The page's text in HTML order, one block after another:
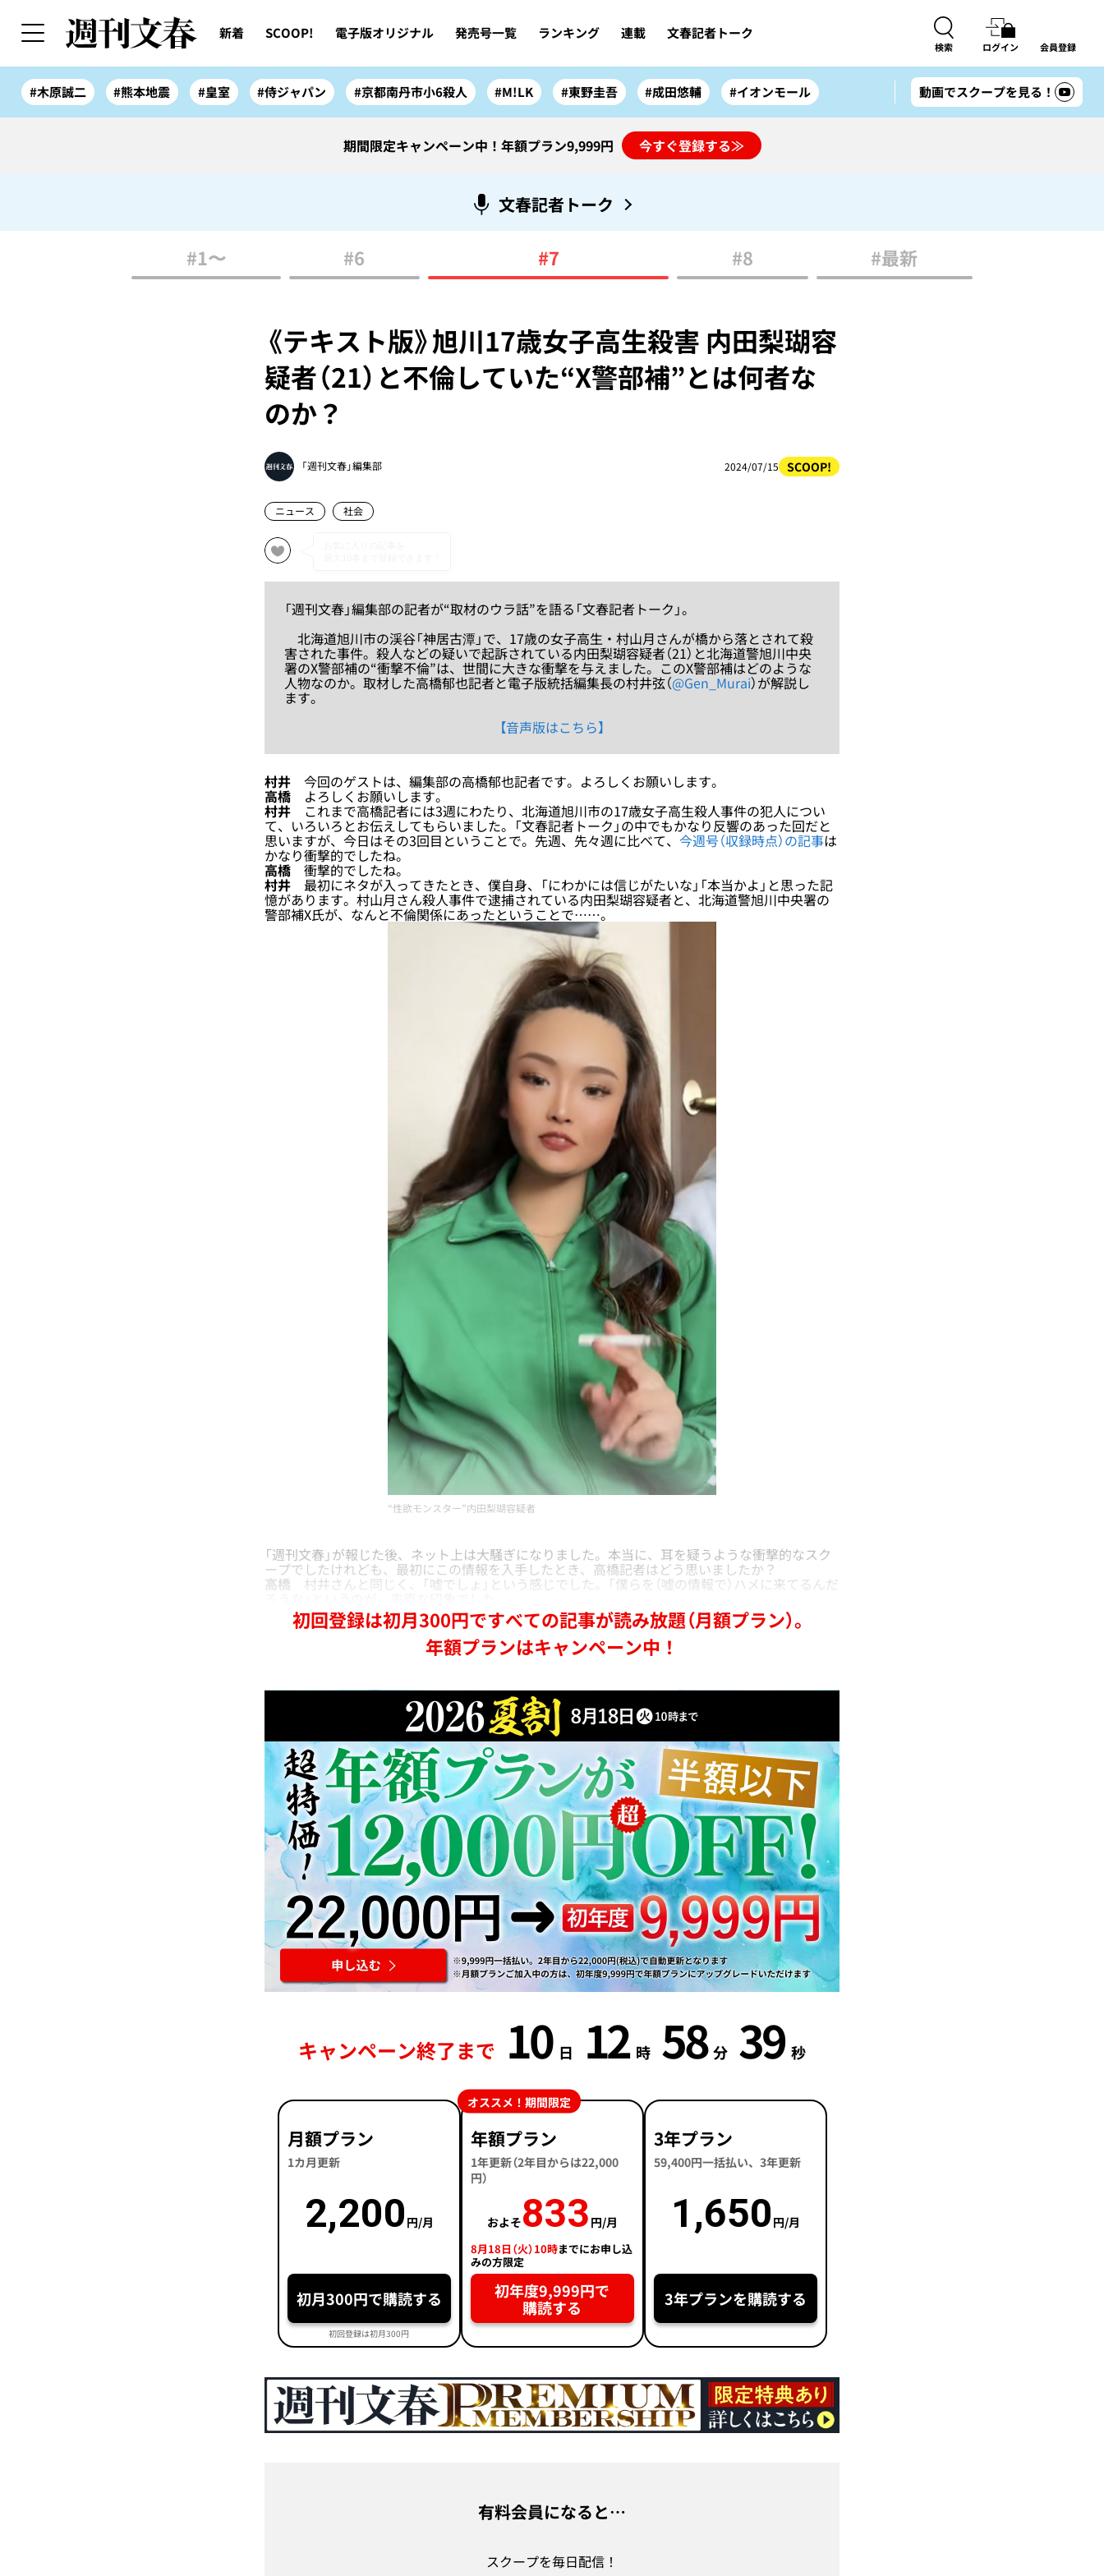
新着 SCOOP! 電子版オリジナル 発売号一覧 ランキング 連載 文春記者トーク
検索 ログイン 会員登録
#木原誠二 #熊本地震 #皇室 #侍ジャパン #京都南丹市小6殺人 #M!LK #東野圭吾 #成田悠輔 #イオンモール 動画でスクープを見る！
期間限定キャンペーン中！年額プラン9,999円 今すぐ登録する≫
文春記者トーク
#1〜 #6 #7 #8 #最新
《テキスト版》旭川17歳女子高生殺害 内田梨瑚容
疑者（21）と不倫していた“X警部補”とは何者な
のか？
「週刊文春」編集部 2024/07/15 SCOOP!
ニュース 社会
「週刊文春」編集部の記者が“取材のウラ話”を語る「文春記者トーク」。
北海道旭川市の渓谷「神居古潭」で、17歳の女子高生・村山月さんが橋から落とされて殺
害された事件。殺人などの疑いで起訴されている内田梨瑚容疑者（21）と北海道警旭川中央
署のX警部補の“衝撃不倫”は、世間に大きな衝撃を与えました。このX警部補はどのような
人物なのか。取材した高橋郁也記者と電子版統括編集長の村井弦（@Gen_Murai）が解説し
ます。
【音声版はこちら】
村井 今回のゲストは、編集部の高橋郁也記者です。よろしくお願いします。
高橋 よろしくお願いします。
村井 これまで高橋記者には3週にわたり、北海道旭川市の17歳女子高生殺人事件の犯人につい
て、いろいろとお伝えしてもらいました。「文春記者トーク」の中でもかなり反響のあった回だと
思いますが、今日はその3回目ということで。先週、先々週に比べて、 今週号（収録時点）の記事は
かなり衝撃的でしたね。
高橋 衝撃的でしたね。
村井 最初にネタが入ってきたとき、僕自身、「にわかには信じがたいな」「本当かよ」と思った記
憶があります。村山月さん殺人事件で逮捕されている内田梨瑚容疑者と、北海道警旭川中央署の
警部補X氏が、なんと不倫関係にあったということで……。
“性欲モンスター”内田梨瑚容疑者
「週刊文春」が報じた後、ネット上は大騒ぎになりました。本当に、耳を疑うような衝撃的なスク
ープでしたけれども、最初にこの情報を入手したとき、高橋記者はどう思いましたか？
高橋 村井さんと同じく、「嘘でしょ」という感じでした。「僕らを（嘘の情報で）ハメに来てるんだ
初回登録は初月300円ですべての記事が読み放題（月額プラン）。
年額プランはキャンペーン中！
キャンペーン終了まで 10 日 12 時 58 分 38 秒
月額プラン
1カ月更新
2,200 円/月
初月300円で購読する
初回登録は初月300円
年額プラン
1年更新（2年目からは22,000
円）
およそ833 円/月
8月18日（火）10時までにお申し込
みの方限定
初年度9,999円で
購読する
オススメ！期間限定
3年プラン
59,400円一括払い、3年更新
1,650 円/月
3年プランを購読する
有料会員になると…
スクープを毎日配信！